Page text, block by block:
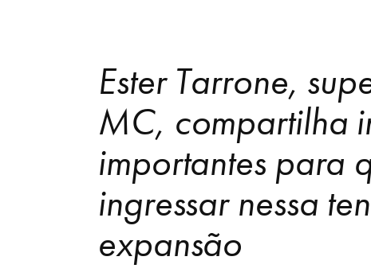
Ester Tarrone,
MC, compartilha
importantes para
ingressar nessa
expansão